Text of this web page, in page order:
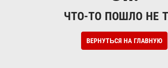
ЧТО-ТО ПОШЛО НЕ
ВЕРНУТЬСЯ НА ГЛАВНУЮ